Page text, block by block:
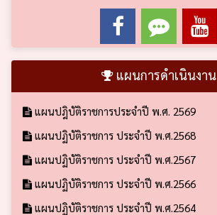
แผนการดำเนินงาน
แผนปฎิบัติราชการประจำปี พ.ศ. 2569
แผนปฏิบัติราชการ ประจำปี พ.ศ.2568
แผนปฏิบัติราชการ ประจำปี พ.ศ.2567
แผนปฏิบัติราชการ ประจำปี พ.ศ.2566
แผนปฏิบัติราชการ ประจำปี พ.ศ.2564